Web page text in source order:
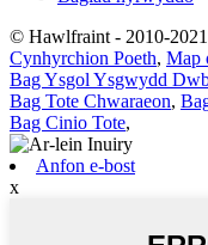
© Hawlfraint - 2010-
Cynhyrchion Poeth, Map
Bag Ysgol Ysgwydd
Bag Tote Chwaraeon,
Bag Cinio Tote,
Anfon e-bost
x